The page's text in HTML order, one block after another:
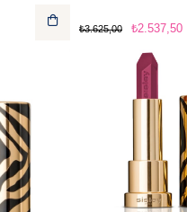
₺2.537,50
₺3.625,00